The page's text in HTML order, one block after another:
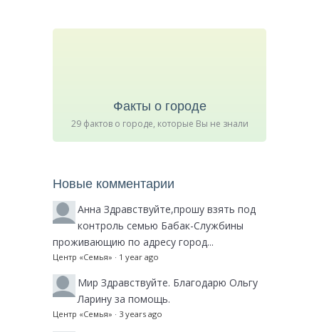
Факты о городе
29 фактов о городе, которые Вы не знали
Новые комментарии
Анна Здравствуйте,прошу взять под
контроль семью Бабак-Службины
проживающию по адресу город...
Центр «Семья» · 1 year ago
Мир Здравствуйте. Благодарю Ольгу
Ларину за помощь.
Центр «Семья» · 3 years ago